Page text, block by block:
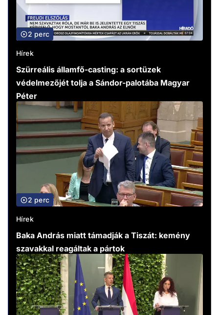
2 perc
Hírek
Szürreális államfő-casting: a sortüzek
védelmezőjét tolja a Sándor-palotába Magyar
Péter
2 perc
Hírek
Baka András miatt támadják a Tiszát: kemény
szavakkal reagáltak a pártok